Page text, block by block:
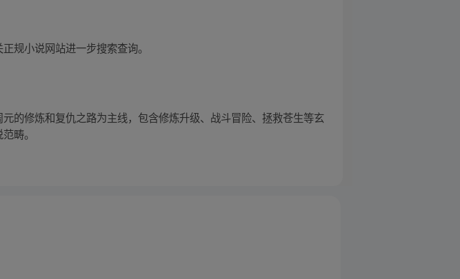
规小说网站进一步搜索查询。
的修炼和复仇之路为主线，包含修炼升级、战斗冒险、拯救苍生等玄
畴。